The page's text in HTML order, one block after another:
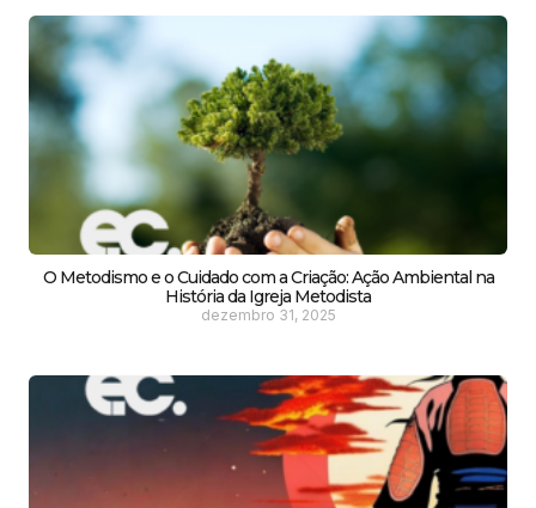
O Metodismo e o Cuidado com a Criação: Ação Ambiental na
História da Igreja Metodista
dezembro 31, 2025